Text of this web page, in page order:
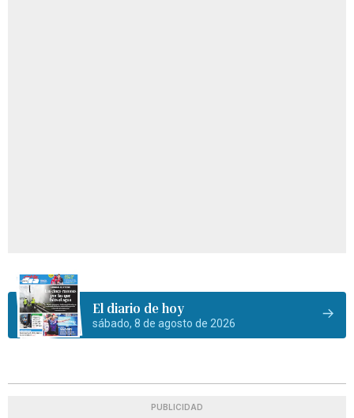
El diario de hoy
sábado, 8 de agosto de 2026
PUBLICIDAD